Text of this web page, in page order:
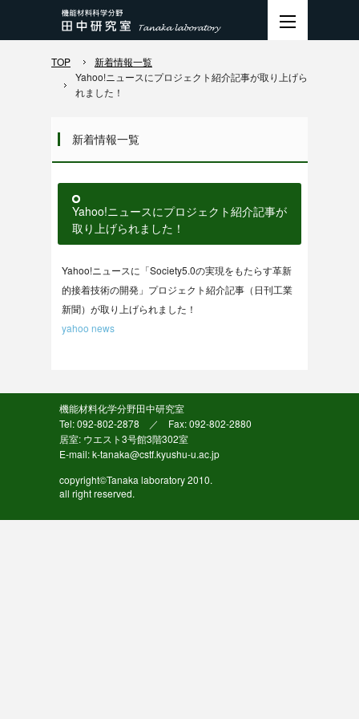
TOP
新着情報一覧
Yahoo!ニュースにプロジェクト紹介記事が取り上げら
れました！
新着情報一覧
Yahoo!ニュースにプロジェクト紹介記事が
取り上げられました！
Yahoo!ニュースに「Society5.0の実現をもたらす革新
的接着技術の開発」プロジェクト紹介記事（日刊工業
新聞）が取り上げられました！
yahoo news
機能材料化学分野田中研究室
Tel: 092-802-2878 ／ Fax: 092-802-2880
居室: ウエスト3号館3階302室
E-mail: k-tanaka@cstf.kyushu-u.ac.jp
copyright©Tanaka laboratory 2010.
all right reserved.